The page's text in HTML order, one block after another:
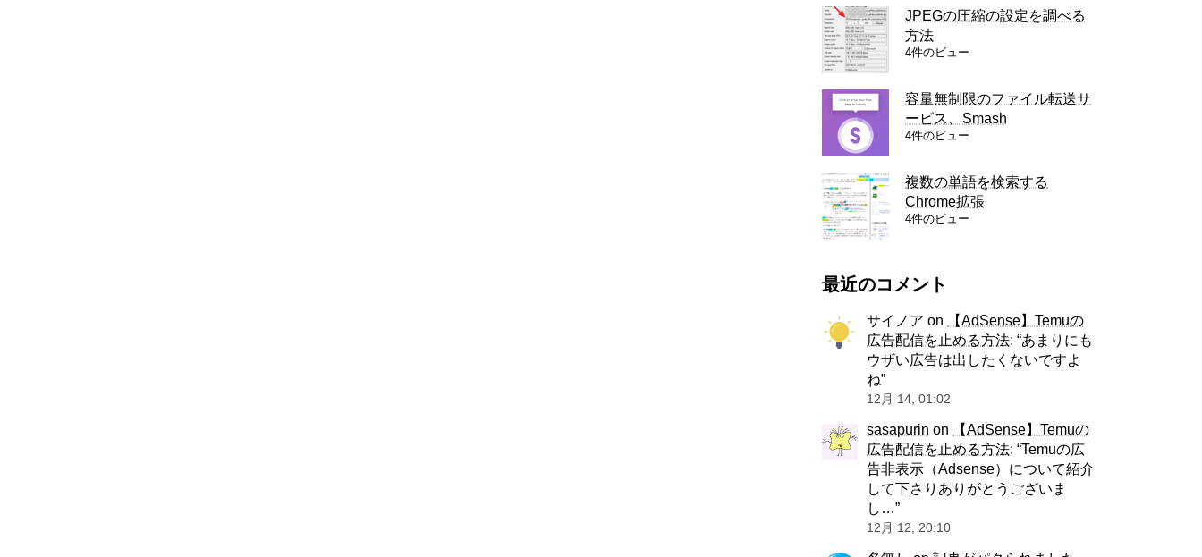
JPEGの圧縮の設定を調べる
方法
4件のビュー
容量無制限のファイル転送サ
ービス、Smash
4件のビュー
複数の単語を検索する
Chrome拡張
4件のビュー
最近のコメント
サイノア on
【AdSense】Temuの
広告配信を止める方法: “あまりにも
ウザい広告は出したくないですよ
ね”
12月 14, 01:02
sasapurin on
【AdSense】Temuの
広告配信を止める方法: “Temuの広
告非表示（Adsense）について紹介
して下さりありがとうございま
し…”
12月 12, 20:10